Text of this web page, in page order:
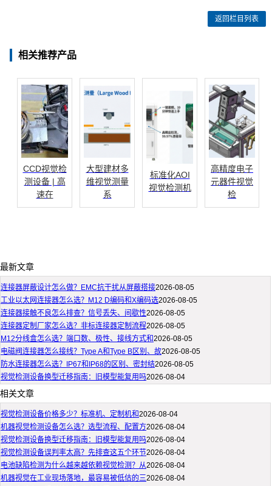
返回栏目列表
相关推荐产品
CCD视觉检
测设备 | 高
速在
大型建材多
维视觉测量
系
标准化AOI
视觉检测机
高精度电子
元器件视觉
检
最新文章
连接器屏蔽设计怎么做？EMC抗干扰从屏蔽搭接2026-08-05
工业以太网连接器怎么选？M12 D编码和X编码选2026-08-05
连接器接触不良怎么排查？信号丢失、间歇性2026-08-05
连接器定制厂家怎么选？非标连接器定制流程2026-08-05
M12分线盒怎么选？端口数、极性、接线方式和2026-08-05
电磁阀连接器怎么接线？Type A和Type B区别、故2026-08-05
防水连接器怎么选？IP67和IP68的区别、密封结2026-08-05
视觉检测设备换型迁移指南：旧模型能复用吗2026-08-04
相关文章
视觉检测设备价格多少？标准机、定制机和2026-08-04
机器视觉检测设备怎么选？选型流程、配置方2026-08-04
视觉检测设备换型迁移指南：旧模型能复用吗2026-08-04
视觉检测设备误判率太高？先排查这五个环节2026-08-04
电池缺陷检测为什么越来越依赖视觉检测？从2026-08-04
机器视觉在工业现场落地，最容易被低估的三2026-08-04